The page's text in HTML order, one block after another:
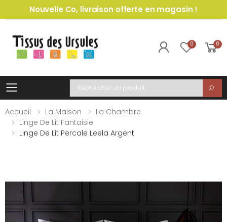
Nouvelle Co, livraison offerte en magasin !
0 0
Toggle mobile menu
Recherche
Accueil
La Maison
La Chambre
Linge De Lit Fantaisie
Linge De Lit Percale Leela Argent